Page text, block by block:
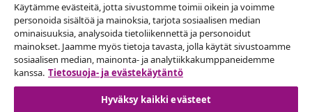
Löydä lisää
Käytämme evästeitä, jotta sivustomme toimii oikein ja voimme
personoida sisältöä ja mainoksia, tarjota sosiaalisen median
ominaisuuksia, analysoida tietoliikennettä ja personoidut
mainokset. Jaamme myös tietoja tavasta, jolla käytät sivustoamme
sosiaalisen median, mainonta- ja analytiikkakumppaneidemme
kanssa. Tietosuoja- ja evästekäytäntö
Hyväksy kaikki evästeet